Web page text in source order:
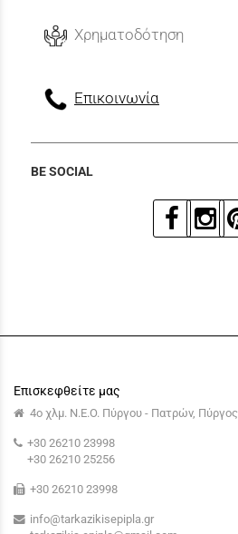
Χρηματοδότηση
Επικοινωνία
BE SOCIAL
Επισκεφθείτε μας
4ο χλμ. Ν.Ε.Ο. Πύργου - Πατρών, Πύργος
+30 26210 23998
+30 26210 25256
+30 26210 23998
info@tarkazikisepipla.gr